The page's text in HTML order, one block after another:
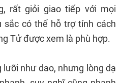
rất giỏi giao tiếp với mọi
sắc có thể hỗ trợ tính cách
Tử được xem là phù hợp.
như dao, nhưng lòng dạ